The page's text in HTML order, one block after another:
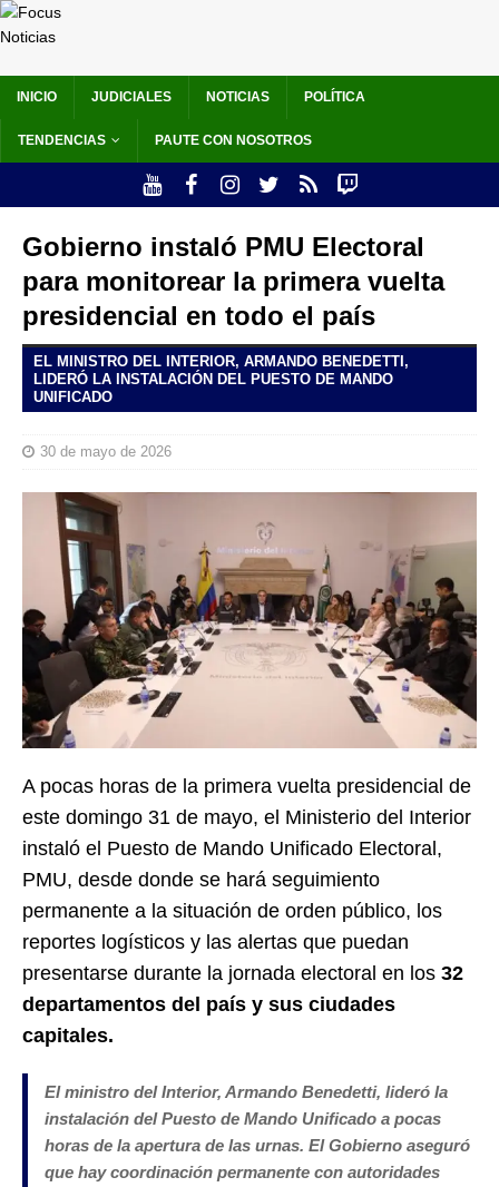
INICIO JUDICIALES NOTICIAS POLÍTICA
TENDENCIAS PAUTE CON NOSOTROS
Gobierno instaló PMU Electoral
para monitorear la primera vuelta
presidencial en todo el país
EL MINISTRO DEL INTERIOR, ARMANDO BENEDETTI,
LIDERÓ LA INSTALACIÓN DEL PUESTO DE MANDO
UNIFICADO
30 de mayo de 2026
A pocas horas de la primera vuelta presidencial de
este domingo 31 de mayo, el Ministerio del Interior
instaló el Puesto de Mando Unificado Electoral,
PMU, desde donde se hará seguimiento
permanente a la situación de orden público, los
reportes logísticos y las alertas que puedan
presentarse durante la jornada electoral en los 32
departamentos del país y sus ciudades
capitales.
El ministro del Interior, Armando Benedetti, lideró la
instalación del Puesto de Mando Unificado a pocas
horas de la apertura de las urnas. El Gobierno aseguró
que hay coordinación permanente con autoridades